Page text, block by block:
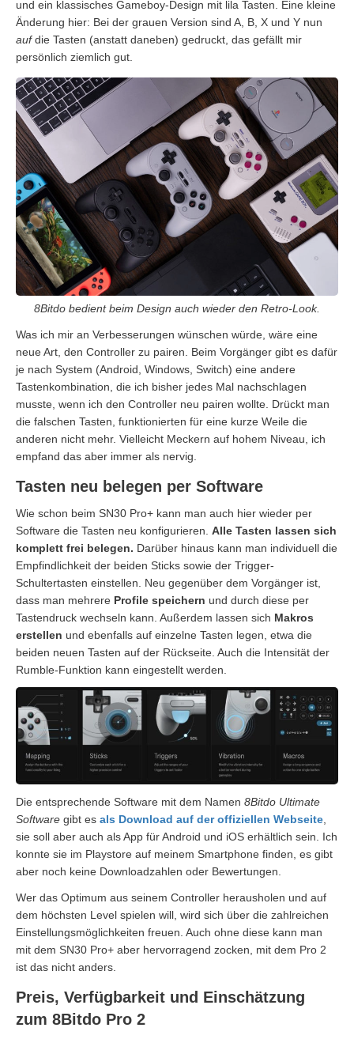
und ein klassisches Gameboy-Design mit lila Tasten. Eine kleine
Änderung hier: Bei der grauen Version sind A, B, X und Y nun
aufdie Tasten (anstatt daneben) gedruckt, das gefällt mir
persönlich ziemlich gut.
8Bitdo bedient beim Design auch wieder den Retro-Look.
Was ich mir an Verbesserungen wünschen würde, wäre eine
neue Art, den Controller zu pairen. Beim Vorgänger gibt es dafür
je nach System (Android, Windows, Switch) eine andere
Tastenkombination, die ich bisher jedes Mal nachschlagen
musste, wenn ich den Controller neu pairen wollte. Drückt man
die falschen Tasten, funktionierten für eine kurze Weile die
anderen nicht mehr. Vielleicht Meckern auf hohem Niveau, ich
empfand das aber immer als nervig.
Tasten neu belegen per Software
Wie schon beim SN30 Pro+ kann man auch hier wieder per
Software die Tasten neu konfigurieren. Alle Tasten lassen sich
komplett frei belegen. Darüber hinaus kann man individuell die
Empfindlichkeit der beiden Sticks sowie der Trigger-
Schultertasten einstellen. Neu gegenüber dem Vorgänger ist,
dass man mehrere Profile speichern und durch diese per
Tastendruck wechseln kann. Außerdem lassen sich Makros
erstellen und ebenfalls auf einzelne Tasten legen, etwa die
beiden neuen Tasten auf der Rückseite. Auch die Intensität der
Rumble-Funktion kann eingestellt werden.
Die entsprechende Software mit dem Namen 8Bitdo Ultimate
Software gibt es als Download auf der offiziellen Webseite,
sie soll aber auch als App für Android und iOS erhältlich sein. Ich
konnte sie im Playstore auf meinem Smartphone finden, es gibt
aber noch keine Downloadzahlen oder Bewertungen.
Wer das Optimum aus seinem Controller herausholen und auf
dem höchsten Level spielen will, wird sich über die zahlreichen
Einstellungsmöglichkeiten freuen. Auch ohne diese kann man
mit dem SN30 Pro+ aber hervorragend zocken, mit dem Pro 2
ist das nicht anders.
Preis, Verfügbarkeit und Einschätzung
zum 8Bitdo Pro 2